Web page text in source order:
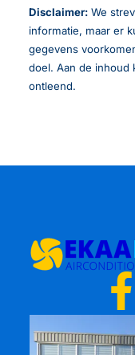
Disclaimer: We
informatie, maar er
gegevens
doel. Aan de
ontleend.
F